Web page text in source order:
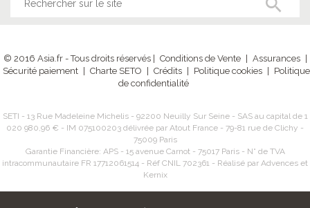
© 2016 Asia.fr - Tous droits réservés | Conditions de Vente Assurances
Sécurité paiement
Charte SETO Crédits Politique cookies
Politique
de confidentialité
SETI - 13 Rue Madeleine Michelis - 92200 Neuilly Sur Seine - SAS au capital de 1
020 980,96 € - IM 075100203 délivrée par Atout France - 79-81 rue de Clichy -
75009 Paris
Garantie Financière: APS - 15 avenue Carnot - 75017 Paris - N° de TVA
intracommunautaire FR 17712061514 - Réf CNIL 702361 - Réalisé par Advences et
Kernix